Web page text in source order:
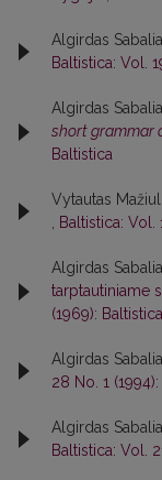
Algirdas
Baltistica: Vol.
Algirdas
short grammar
Baltistica
Vytautas
, Baltistica: Vol.
Algirdas
tarptautiniame
(1969): Baltistica
Algirdas
28 No. 1
Algirdas
Baltistica: Vol.